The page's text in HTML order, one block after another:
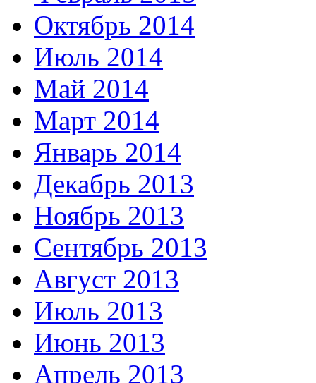
Октябрь 2014
Июль 2014
Май 2014
Март 2014
Январь 2014
Декабрь 2013
Ноябрь 2013
Сентябрь 2013
Август 2013
Июль 2013
Июнь 2013
Апрель 2013